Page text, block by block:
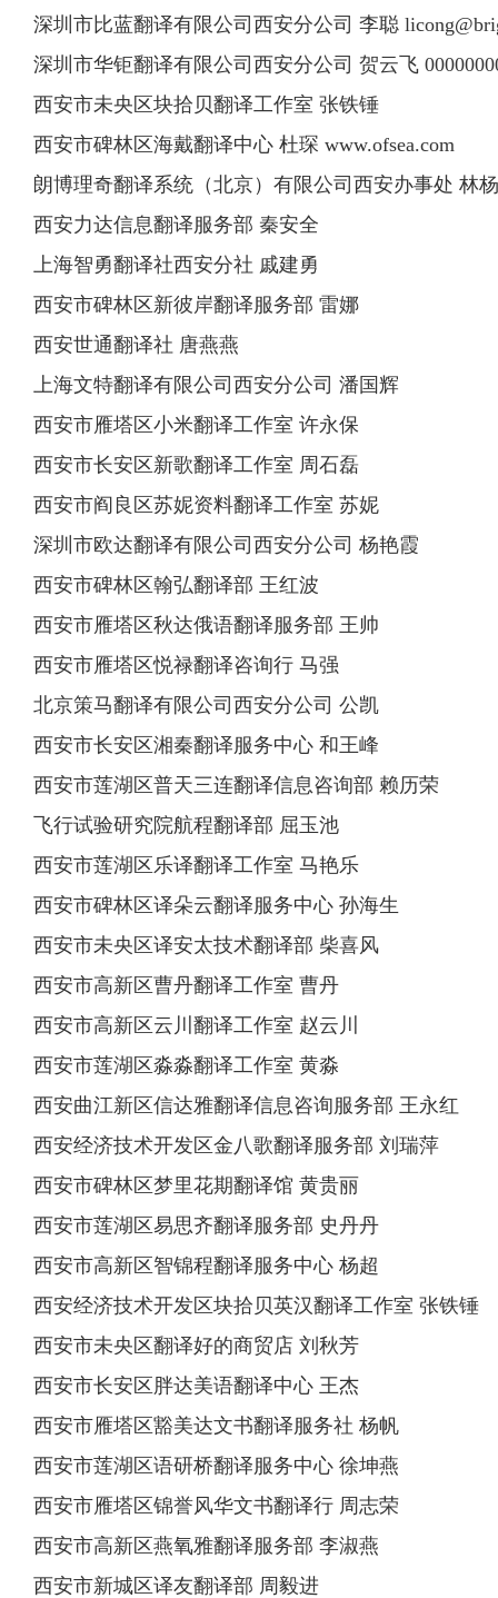
深圳市比蓝翻译有限公司西安分公司 李聪
深圳市华钜翻译有限公司西安分公司 贺云飞
西安市未央区块拾贝翻译工作室 张铁锤
西安市碑林区海戴翻译中心 杜琛 www.ofsea.com
朗博理奇翻译系统（北京）有限公司西安办事处 林杨
西安力达信息翻译服务部 秦安全
上海智勇翻译社西安分社 戚建勇
西安市碑林区新彼岸翻译服务部 雷娜
西安世通翻译社 唐燕燕
上海文特翻译有限公司西安分公司 潘国辉
西安市雁塔区小米翻译工作室 许永保
西安市长安区新歌翻译工作室 周石磊
西安市阎良区苏妮资料翻译工作室 苏妮
深圳市欧达翻译有限公司西安分公司 杨艳霞
西安市碑林区翰弘翻译部 王红波
西安市雁塔区秋达俄语翻译服务部 王帅
西安市雁塔区悦禄翻译咨询行 马强
北京策马翻译有限公司西安分公司 公凯
西安市长安区湘秦翻译服务中心 和王峰
西安市莲湖区普天三连翻译信息咨询部 赖历荣
飞行试验研究院航程翻译部 屈玉池
西安市莲湖区乐译翻译工作室 马艳乐
西安市碑林区译朵云翻译服务中心 孙海生
西安市未央区译安太技术翻译部 柴喜风
西安市高新区曹丹翻译工作室 曹丹
西安市高新区云川翻译工作室 赵云川
西安市莲湖区淼淼翻译工作室 黄淼
西安曲江新区信达雅翻译信息咨询服务部 王永红
西安经济技术开发区金八歌翻译服务部 刘瑞萍
西安市碑林区梦里花期翻译馆 黄贵丽
西安市莲湖区易思齐翻译服务部 史丹丹
西安市高新区智锦程翻译服务中心 杨超
西安经济技术开发区块拾贝英汉翻译工作室 张铁锤
西安市未央区翻译好的商贸店 刘秋芳
西安市长安区胖达美语翻译中心 王杰
西安市雁塔区豁美达文书翻译服务社 杨帆
西安市莲湖区语研桥翻译服务中心 徐坤燕
西安市雁塔区锦誉风华文书翻译行 周志荣
西安市高新区燕氧雅翻译服务部 李淑燕
西安市新城区译友翻译部 周毅进